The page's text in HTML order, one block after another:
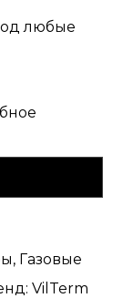
любые
, Газовые
VilTerm